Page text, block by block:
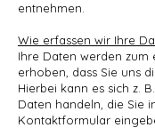
entnehmen.
Wie erfassen wir Ihre
Ihre Daten werden zum
erhoben, dass Sie uns
Hierbei kann es sich z.
Daten handeln, die Sie
Kontaktformular